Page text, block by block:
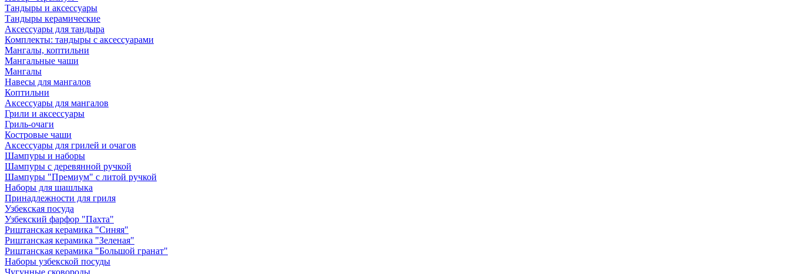
Тандыры и аксессуары
Тандыры керамические
Аксессуары для тандыра
Комплекты: тандыры с аксессуарами
Мангалы, коптильни
Мангальные чаши
Мангалы
Навесы для мангалов
Коптильни
Аксессуары для мангалов
Грили и аксессуары
Гриль-очаги
Костровые чаши
Аксессуары для грилей и очагов
Шампуры и наборы
Шампуры с деревянной ручкой
Шампуры "Премиум" с литой ручкой
Наборы для шашлыка
Принадлежности для гриля
Узбекская посуда
Узбекский фарфор "Пахта"
Риштанская керамика "Синяя"
Риштанская керамика "Зеленая"
Риштанская керамика "Большой гранат"
Наборы узбекской посуды
Чугунные сковороды